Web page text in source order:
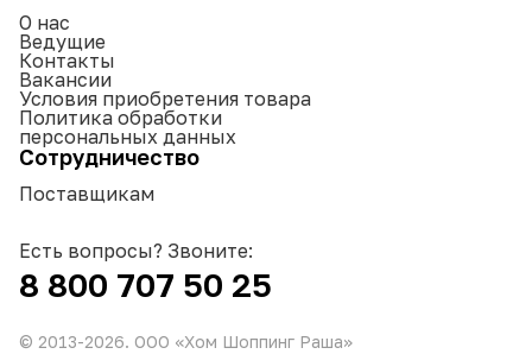
О нас
Ведущие
Контакты
Вакансии
Условия приобретения товара
Политика обработки
персональных данных
Сотрудничество
Поставщикам
Есть вопросы? Звоните:
8 800 707 50 25
© 2013-2026. ООО «Хом Шоппинг Раша»